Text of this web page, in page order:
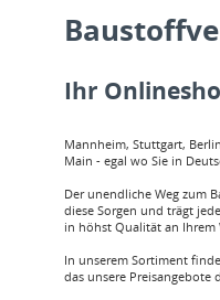
Ihr
Mannheim, Stuttgart,
Main - egal wo Sie in
Der unendliche Weg zum
diese Sorgen und trägt
in höhst Qualität an
In unserem Sortiment
das unsere Preisangebote